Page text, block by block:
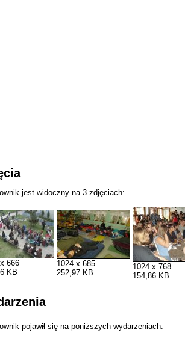
jest widoczny na 3 zdjęciach:
666
KB
1024 x 685
252,97 KB
1024 x 768
154,86 KB
pojawił się na poniższych wydarzeniach: